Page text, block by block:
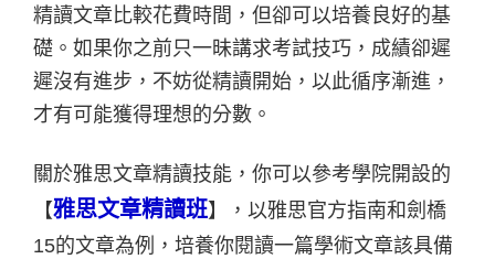
精讀文章比較花費時間，但卻可以培養良好的基
礎。如果你之前只一昧講求考試技巧，成績卻遲
遲沒有進步，不妨從精讀開始，以此循序漸進，
才有可能獲得理想的分數。
關於雅思文章精讀技能，你可以參考學院開設的
【雅思文章精讀班】，以雅思官方指南和劍橋
15的文章為例，培養你閱讀一篇學術文章該具備